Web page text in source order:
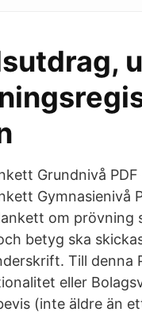
Grundnivå PDF
Gymnasienivå
om prövning
betyg ska
Till denna
eller
(inte äldre än